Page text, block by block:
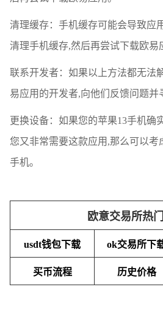
清理缓存：手机缓存可能会导致应
清理手机缓存,然后再尝试下载欧易
联系开发者：如果以上方法都无法
易应用的开发者,向他们反馈问题并
更换设备：如果您的苹果13手机确
您又非常需要这款应用,那么可以考
手机。
欧意交易所热
usdt钱包下载 ok交易所下
买币流程 历史价格